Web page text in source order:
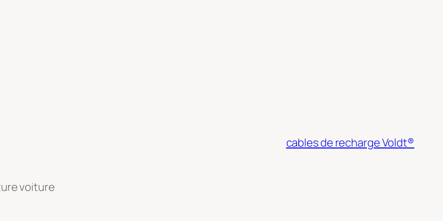
voiture
cables de recharge Voldt®